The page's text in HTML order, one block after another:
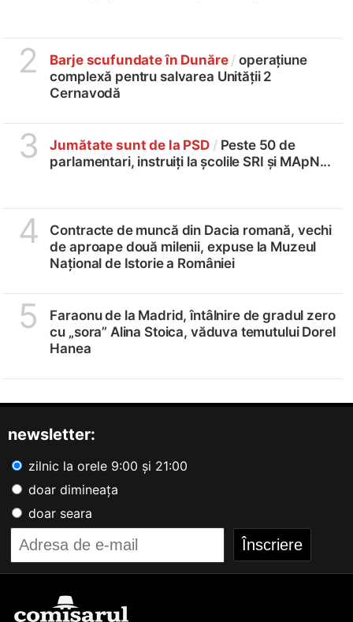
2 Barje scufundate în Dunăre / operațiune
complexă pentru salvarea Unității 2
Cernavodă
3 Jumătate sunt de la PSD / Peste 50 de
parlamentari, instruiți la școlile SRI și MApN...
4
Contracte de muncă din Dacia romană, vechi
de aproape două milenii, expuse la Muzeul
Național de Istorie a României
5
Faraonu de la Madrid, întâlnire de gradul zero
cu „sora” Alina Stoica, văduva temutului Dorel
Hanea
newsletter:
zilnic la orele 9:00 și 21:00
doar dimineața
doar seara